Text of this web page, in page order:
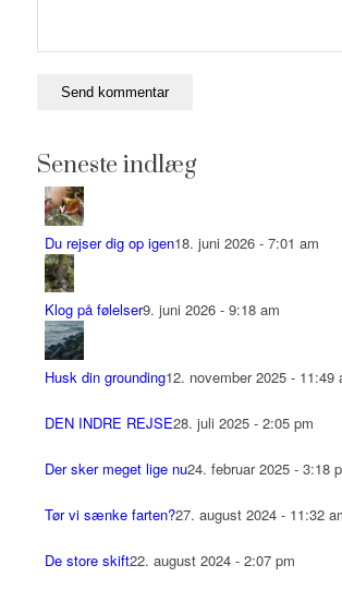
Seneste indlæg
Du rejser dig op igen18. juni 2026 - 7:01 am
Klog på følelser9. juni 2026 - 9:18 am
Husk din grounding12. november 2025 - 11:49
DEN INDRE REJSE28. juli 2025 - 2:05 pm
Der sker meget lige nu24. februar 2025 - 3:18
Tør vi sænke farten?27. august 2024 - 11:32
De store skift22. august 2024 - 2:07 pm